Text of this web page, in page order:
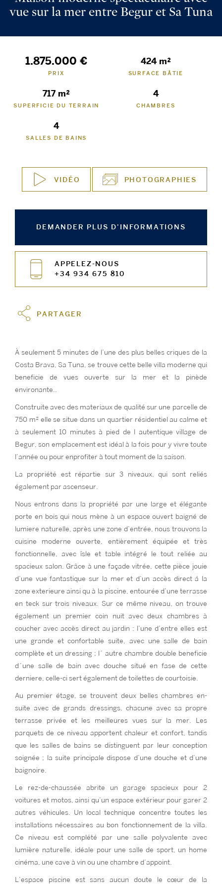
vue sur la mer entre Begur et Sa Tuna
1.875.000 €
PRIX
424 m²
SURFACE BÂTIE
717 m²
SUPERFICIE DU TERRAIN
4
CHAMBRES
4
SALLES DE BAINS
VIDÉO PHOTOGRAPHIES
DEMANDER PLUS D'INFORMATIONS
APPELEZ-NOUS
+34 934 675 810
PARTAGER
À seulement 5 minutes de l’une des plus belles criques de la
Costa Brava, Sa Tuna, se trouve cette belle villa moderne qui
beneficie de vues ouverte sur la mer et la pinède
environante..
Construite avec des materiaux de qualité sur une parcelle de
750 m² elle se situe dans un quartier résidentiel au calme et
à seulement 10 minutes à pied de l autentique village de
Begur, son emplacement est idéal à la fois pour y vivre toute
l’année ou pour enprofiter à tout moment de la saison.
La propriété est répartie sur 3 niveaux, qui sont reliés
également par ascenseur.
Nous entrons dans la propriété par une large et élégante
porte en bois qui nous mène à un espace ouvert baigné de
lumiere naturelle, après une zone d’entrée, nous trouvons la
cuisine moderne ouverte, entièrement équipée et très
fonctionnelle, avec îsle et table intégré le tout reliée au
spacieux salon. Grâce à une façade vitrée, cette pièce jouie
d’une vue fantastique sur la mer et d’un accès direct á la
zone exterieure ainsi qu à la piscine, entourée d’une terrasse
en teck sur trois niveaux. Sur ce même niveau, on trouve
également un premier coin nuit avec deux chambres à
coucher avec accès direct au jardin : l’une d’entre elles est
une grande et confortable suite, avec une salle de bain
complète et un dressing ; l´ autre chambre double beneficie
d´une salle de bain avec douche situé en fase de cette
derniere, celle-ci sert également de toilettes de courtoisie.
Au premier étage, se trouvent deux belles chambres en-
suite avec de grands dressings, chacune avec sa propre
terrasse privée et les meilleures vues sur la mer. Les
parquets de ce niveau apportent chaleur et confort, tandis
que les salles de bains se distinguent par leur conception
soignée ; la suite principale dispose d’une douche et d’une
baignoire.
Le rez-de-chaussée abrite un garage spacieux pour 2
voitures et motos, ainsi qu’un espace extérieur pour garer 2
autres véhicules. Un local technique concentre toutes les
installations nécessaires au bon fonctionnement de la villa.
Ce niveau est complété par une salle polyvalente avec
lumière naturelle, idéale pour une salle de sport, un home
cinéma, une cave à vin ou une chambre d’appoint.
L’espace piscine est sans aucun doute le cœur de la